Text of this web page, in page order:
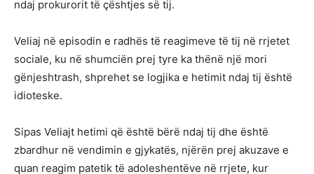
ndaj prokurorit të çështjes së tij.
Veliaj në episodin e radhës të reagimeve të tij në rrjetet
sociale, ku në shumciën prej tyre ka thënë një mori
gënjeshtrash, shprehet se logjika e hetimit ndaj tij është
idioteske.
Sipas Veliajt hetimi që është bërë ndaj tij dhe është
zbardhur në vendimin e gjykatës, njërën prej akuzave e
quan reagim patetik të adoleshentëve në rrjete, kur